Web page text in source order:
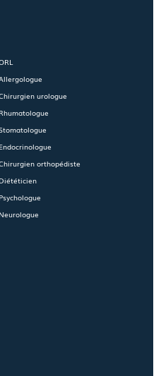
urologue
Rhumatologue
Endocrinologue
orthopédiste
Diététicien
Psychologue
Neurologue